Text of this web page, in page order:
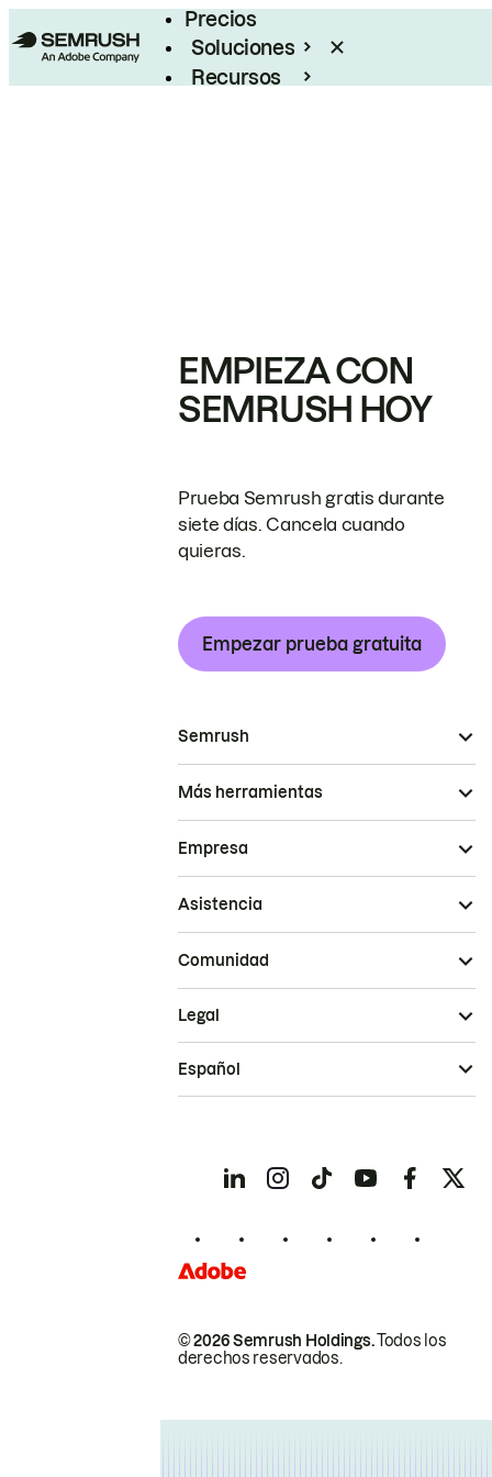
Precios
Soluciones
Recursos
EMPIEZA CON
SEMRUSH HOY
Prueba Semrush gratis durante
siete días. Cancela cuando
quieras.
Empezar prueba gratuita
Semrush
Más herramientas
Empresa
Asistencia
Comunidad
© 2026 Semrush Holdings.Todos los
derechos reservados.
Legal
Español